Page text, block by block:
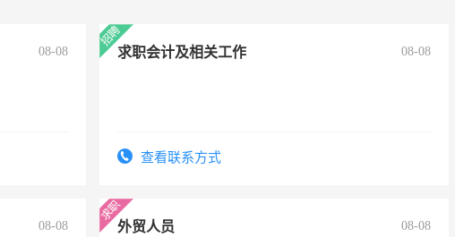
08-08 求职会计及相关工作 08-08
查看联系方式
08-08 外贸人员 08-08